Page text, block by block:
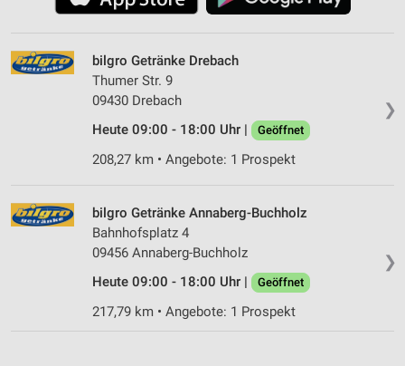
❯
bilgro Getränke Drebach
Thumer Str. 9
09430 Drebach
Heute 09:00 - 18:00 Uhr |
Geöffnet
208,27 km • Angebote: 1 Prospekt
❯
bilgro Getränke Annaberg-Buchholz
Bahnhofsplatz 4
09456 Annaberg-Buchholz
Heute 09:00 - 18:00 Uhr |
Geöffnet
217,79 km • Angebote: 1 Prospekt